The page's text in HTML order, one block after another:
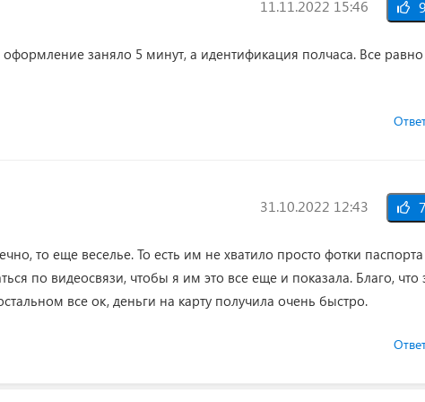
11.11.2022 15:46
заняло 5 минут, а идентификация полчаса. Все равно
31.10.2022 12:43
то еще веселье. То есть им не хватило просто фотки
по видеосвязи, чтобы я им это все еще и показала. Благо, что
все ок, деньги на карту получила очень быстро.